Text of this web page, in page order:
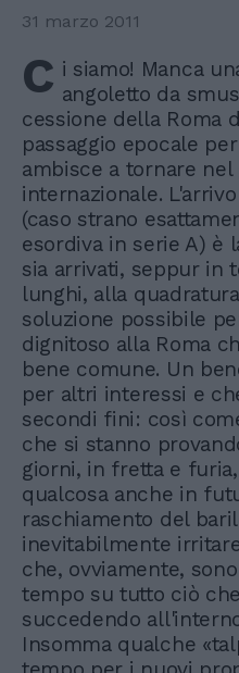
31 marzo 2011
C i siamo! Manca
angoletto da
cessione della Roma
passaggio epocale
ambisce a tornare
internazionale.
(caso strano
esordiva in serie A) è
sia arrivati, seppur in
lunghi, alla
soluzione possibile
dignitoso alla Roma
bene comune. Un
per altri interessi e
secondi fini: così
che si stanno
giorni, in fretta e
qualcosa anche in
raschiamento del
inevitabilmente
che, ovviamente,
tempo su tutto ciò
succedendo
Insomma qualche